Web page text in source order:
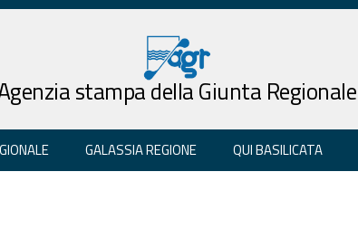
stampa della Giunta Regionale
GALASSIA REGIONE QUI BASILICATA